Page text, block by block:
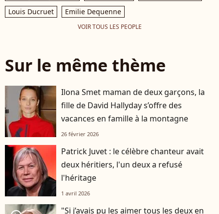
Louis Ducruet
Emilie Dequenne
VOIR TOUS LES PEOPLE
Sur le même thème
Ilona Smet maman de deux garçons, la
fille de David Hallyday s’offre des
vacances en famille à la montagne
26 février 2026
Patrick Juvet : le célèbre chanteur avait
deux héritiers, l'un deux a refusé
l'héritage
1 avril 2026
"Si j’avais pu les aimer tous les deux en